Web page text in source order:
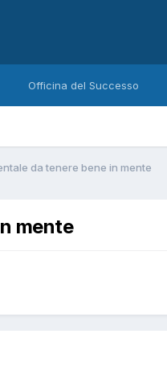
Officina del Successo
da tenere bene in mente
mente